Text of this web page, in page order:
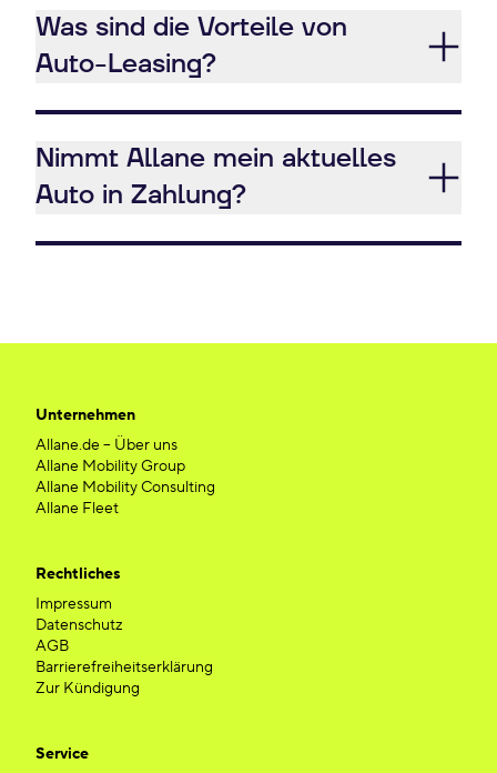
Was sind die Vorteile von
Auto-Leasing?
Nimmt Allane mein aktuelles
Auto in Zahlung?
Unternehmen
Allane.de – Über uns
Allane Mobility Group
Allane Mobility Consulting
Allane Fleet
Rechtliches
Impressum
Datenschutz
AGB
Barrierefreiheitserklärung
Zur Kündigung
Service